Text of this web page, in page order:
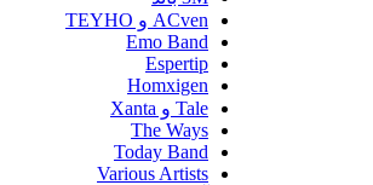
ACven و TEYHO
Emo Band
Espertip
Homxigen
Tale و Xanta
The Ways
Today Band
Various Artists